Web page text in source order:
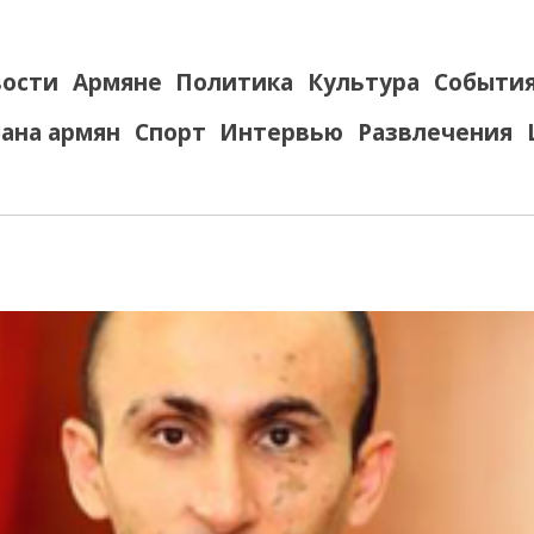
Армяне Политика Культура
армян Спорт Интервью Развлечения